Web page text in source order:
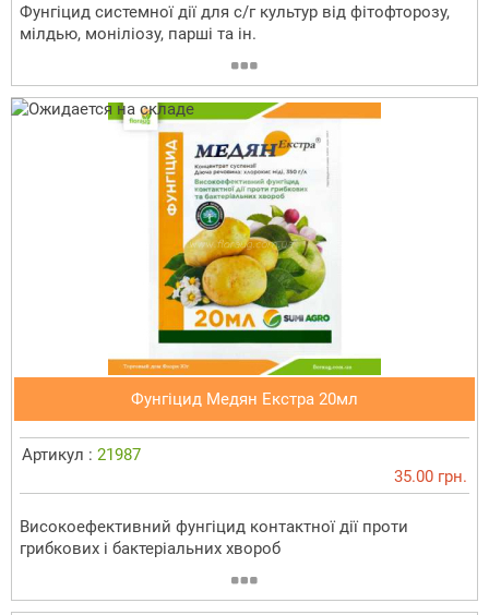
Фунгіцид системної дії для с/г культур від фітофторозу,
мілдью, моніліозу, парші та ін.
Фунгіцид Медян Екстра 20мл
Артикул : 21987
35.00 грн.
Високоефективний фунгіцид контактної дії проти
грибкових і бактеріальних хвороб